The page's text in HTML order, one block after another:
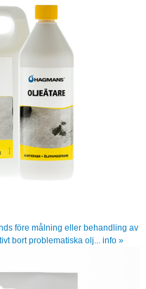
före målning eller behandling av
bort problematiska olj... info »